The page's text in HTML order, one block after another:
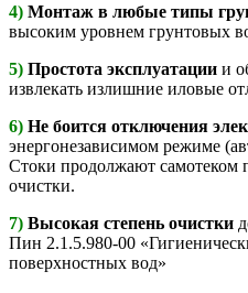
4) Монтаж в любые типы
высоким уровнем грунтовых
5) Простота эксплуатации и
извлекать излишние иловые
6) Не боится отключения
энергонезависимом режиме
Стоки продолжают самотеком
очистки.
7) Высокая степень очистки
Пин 2.1.5.980-00
поверхностных вод»